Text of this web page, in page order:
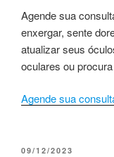
Agende sua
enxergar, sente
atualizar seus
oculares ou
Agende sua
09/12/2023